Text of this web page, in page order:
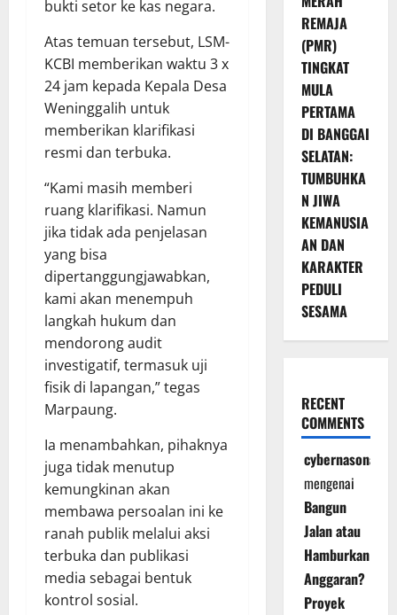
bukti setor ke kas negara.
Atas temuan tersebut, LSM-
KCBI memberikan waktu 3 x
24 jam kepada Kepala Desa
Weninggalih untuk
memberikan klarifikasi
resmi dan terbuka.
“Kami masih memberi
ruang klarifikasi. Namun
jika tidak ada penjelasan
yang bisa
dipertanggungjawabkan,
kami akan menempuh
langkah hukum dan
mendorong audit
investigatif, termasuk uji
fisik di lapangan,” tegas
Marpaung.
Ia menambahkan, pihaknya
juga tidak menutup
kemungkinan akan
membawa persoalan ini ke
ranah publik melalui aksi
terbuka dan publikasi
media sebagai bentuk
kontrol sosial.
REMAJA
(PMR)
TINGKAT
MULA
PERTAMA
DI BANGGAI
SELATAN:
TUMBUHKA
N JIWA
KEMANUSIA
AN DAN
KARAKTER
PEDULI
SESAMA
RECENT
COMMENTS
cybernasonal
mengenai
Bangun
Jalan atau
Hamburkan
Anggaran?
Proyek